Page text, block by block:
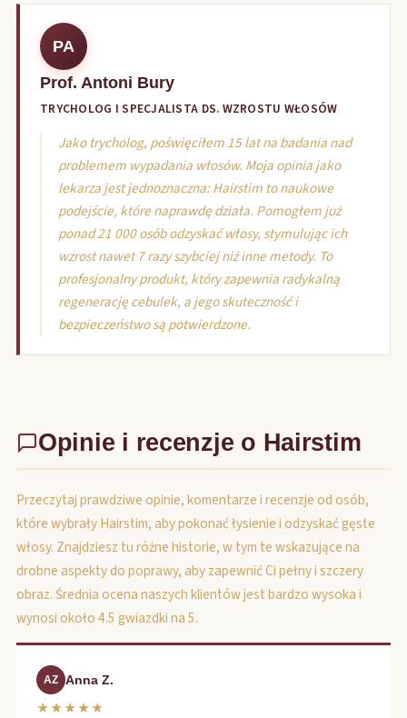
PA
Prof. Antoni Bury
TRYCHOLOG I SPECJALISTA DS. WZROSTU WŁOSÓW
Jako trycholog, poświęciłem 15 lat na badania nad
problemem wypadania włosów. Moja opinia jako
lekarza jest jednoznaczna: Hairstim to naukowe
podejście, które naprawdę działa. Pomogłem już
ponad 21 000 osób odzyskać włosy, stymulując ich
wzrost nawet 7 razy szybciej niż inne metody. To
profesjonalny produkt, który zapewnia radykalną
regenerację cebulek, a jego skuteczność i
bezpieczeństwo są potwierdzone.
Opinie i recenzje o Hairstim
Przeczytaj prawdziwe opinie, komentarze i recenzje od osób,
które wybrały Hairstim, aby pokonać łysienie i odzyskać gęste
włosy. Znajdziesz tu różne historie, w tym te wskazujące na
drobne aspekty do poprawy, aby zapewnić Ci pełny i szczery
obraz. Średnia ocena naszych klientów jest bardzo wysoka i
wynosi około 4.5 gwiazdki na 5.
AZ Anna Z.
★★★★★